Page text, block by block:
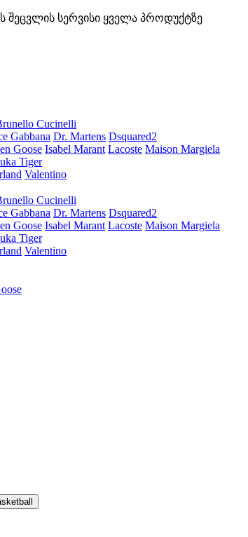
შეცვლის სერვისი ყველა პროდუქტზე
Cucinelli
Gabbana Dr. Martens Dsquared2
Goose Isabel Marant Lacoste Maison Margiela
Tiger
Valentino
Cucinelli
Gabbana Dr. Martens Dsquared2
Goose Isabel Marant Lacoste Maison Margiela
Tiger
Valentino